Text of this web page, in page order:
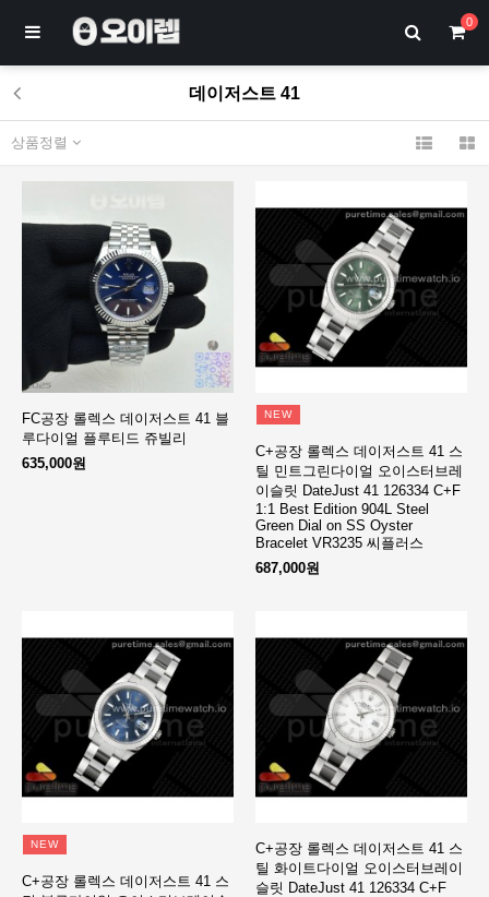
0
데이저스트 41
상품정렬
FC공장 롤렉스 데이저스트 41 블
루다이얼 플루티드 쥬빌리
635,000원
NEW
C+공장 롤렉스 데이저스트 41 스
틸 민트그린다이얼 오이스터브레
이슬릿 DateJust 41 126334 C+F
1:1 Best Edition 904L Steel
Green Dial on SS Oyster
Bracelet VR3235 씨플러스
687,000원
NEW
C+공장 롤렉스 데이저스트 41 스
C+공장 롤렉스 데이저스트 41 스
틸 화이트다이얼 오이스터브레이
슬릿 DateJust 41 126334 C+F